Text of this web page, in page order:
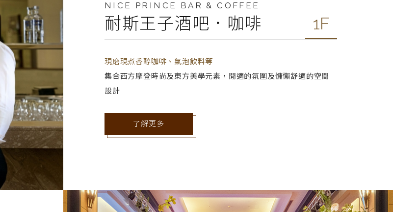
NICE PRINCE BAR & COFFEE
耐斯王子酒吧．咖啡 1F
現磨現煮香醇咖啡、氣泡飲料等
集合西方摩登時尚及東方美學元素，閒適的氛圍及慵懶舒適的空間
設計
了解更多